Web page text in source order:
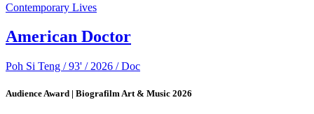
Contemporary Lives
American Doctor
Poh Si Teng / 93' / 2026 / Doc
Audience Award | Biografilm Art & Music 2026